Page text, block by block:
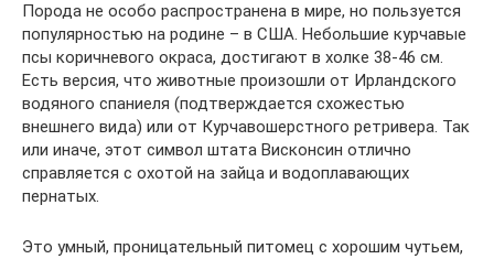
Порода не особо распространена в мире, но пользуется
популярностью на родине – в США. Небольшие курчавые
псы коричневого окраса, достигают в холке 38-46 см.
Есть версия, что животные произошли от Ирландского
водяного спаниеля (подтверждается схожестью
внешнего вида) или от Курчавошерстного ретривера. Так
или иначе, этот символ штата Висконсин отлично
справляется с охотой на зайца и водоплавающих
пернатых.
Это умный, проницательный питомец с хорошим чутьем,